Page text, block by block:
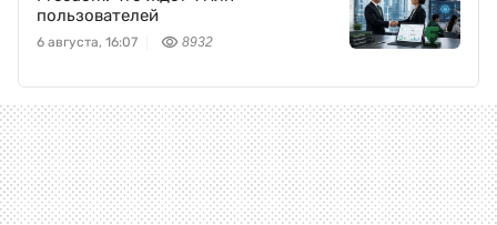
пользователей
6 августа, 16:07 8932